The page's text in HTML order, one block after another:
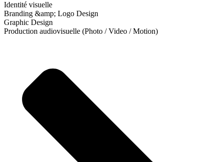
Identité visuelle
Branding &amp; Logo Design
Graphic Design
Production audiovisuelle (Photo / Video / Motion)